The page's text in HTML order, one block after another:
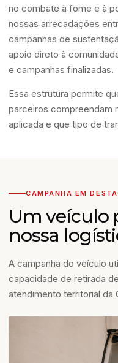
no combate à fome e à
nossas arrecadações
campanhas de
apoio direto à
e campanhas finalizadas.
Essa estrutura permite
parceiros compreendam
aplicada e que tipo de
CAMPANHA EM
Um veículo
nossa
A campanha do veículo
capacidade de retirada
atendimento territorial da